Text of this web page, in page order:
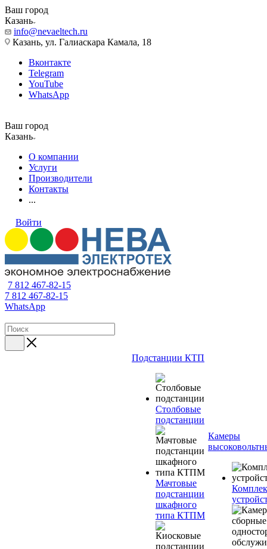
Ваш город
Казань
info@nevaeltech.ru
Казань, ул. Галиаскара Камала, 18
Вконтакте
Telegram
YouTube
WhatsApp
Ваш город
Казань
О компании
Услуги
Производители
Контакты
...
Войти
7 812 467-82-15
7 812 467-82-15
WhatsApp
Подстанции КТП
Столбовые
подстанции
Мачтовые
подстанции
шкафного
типа КТПМ
Камеры